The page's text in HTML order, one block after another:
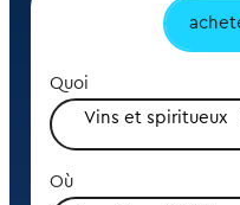
Quoi
Vins et spiritueux
Où